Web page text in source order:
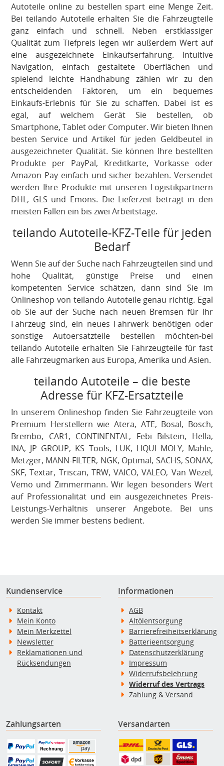
Autoteile online zu bestellen spart eine Menge Zeit.
Bei teilando Autoteile erhalten Sie die Fahrzeugteile
ganz einfach und schnell. Neben erstklassiger
Qualität zum Tiefpreis legen wir außerdem Wert auf
eine ausgezeichnete Einkaufserfahrung. Intuitive
Navigation, einfach gestaltete Oberflächen und
spielend leichte Handhabung zählen wir zu den
entscheidenden Faktoren, um ein bequemes
Einkaufs-Erlebnis für Sie zu schaffen. Dabei ist es
egal, auf welchem Gerät Sie bestellen, ob
Smartphone, Tablet oder Computer. Wir bieten Ihnen
besten Service und Artikel für jeden Geldbeutel in
ausgezeichneter Qualität. Sie können Ihre bestellten
Produkte per PayPal, Kreditkarte, Vorkasse oder
Amazon Pay einfach und sicher bezahlen. Versendet
werden Ihre Produkte mit unseren Logistikpartnern
DHL, GLS und Emons. Die Lieferzeit beträgt in den
meisten Fällen ein bis zwei Arbeitstage.
teilando Autoteile-KFZ-Teile für jeden
Bedarf
Wenn Sie auf der Suche nach Fahrzeugteilen sind und
hohe Qualität, günstige Preise und einen
kompetenten Service schätzen, dann sind Sie im
Onlineshop von teilando Autoteile genau richtig. Egal
ob Sie auf der Suche nach neuen Bremsen für Ihr
Fahrzeug sind, ein neues Fahrwerk benötigen oder
sonstige Autoersatzteile bestellen möchten-bei
teilando Autoteile erhalten Sie Fahrzeugteile für fast
alle Fahrzeugmarken aus Europa, Amerika und Asien.
teilando Autoteile – die beste
Adresse für KFZ-Ersatzteile
In unserem Onlineshop finden Sie Fahrzeugteile von
Premium Herstellern wie Atera, ATE, Bosal, Bosch,
Brembo, CAR1, CONTINENTAL, Febi Bilstein, Hella,
INA, JP GROUP, KS Tools, LUK, LIQUI MOLY, Mahle,
Metzger, MANN-FILTER, NGK, Optimal, SACHS, SONAX,
SKF, Textar, Triscan, TRW, VAICO, VALEO, Van Wezel,
Vemo und Zimmermann. Wir legen besonders Wert
auf Professionalität und ein ausgezeichnetes Preis-
Leistungs-Verhältnis unserer Angebote. Bei uns
werden Sie immer bestens bedient.
Kundenservice
Kontakt
Mein Konto
Mein Merkzettel
Newsletter
Reklamationen und
Rücksendungen
Informationen
AGB
Altölentsorgung
Barrierefreiheitserklärung
Batterieentsorgung
Datenschutzerklärung
Impressum
Widerrufsbelehrung
Widerruf des Vertrags
Zahlung & Versand
Zahlungsarten Versandarten